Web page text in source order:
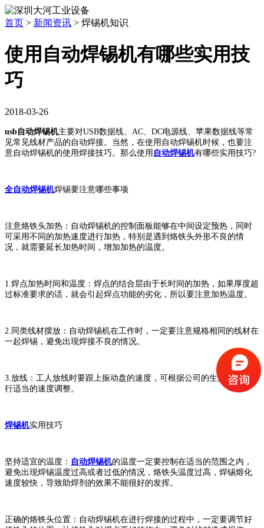
首页 > 新闻资讯 > 焊锡机知识
使用自动焊锡机有哪些实用技
巧
2018-03-26
usb自动焊锡机主要对USB数据线、AC、DC电源线、苹果数据线等常
见常见线材产品的自动焊接。当然，在使用自动焊锡机时候，也要注
意自动焊锡机的使用焊接技巧。那么使用 自动焊锡机有哪些实用技巧?
全自动焊锡机焊锡要注意哪些事项
注意烙铁头加热：自动焊锡机的控制面板能够在中间设定预热，同时
可采用不同的加热速度进行加热，特别是遇到烙铁头外形不良的情
况，就需要延长加热时间，增加加热的温度。
1.焊点加热时间和温度：焊点的结合层由于长时间的加热，如果厚度超
过标准要求的话，就会引起焊点功能的劣化，所以要注意加热温度。
2.同类线材摆放：自动焊锡机在工作时，一定要注意规格相同的线材在
一起焊锡，避免出现焊接不良的情况。
3.放线：工人放线时要跟上振动盘的速度，可根据公司的生产要求，进
行适当的速度调整。
焊锡机实用技巧
坚持适宜的温度： 自动焊锡机的温度一定要控制在适当的范围之内，
避免出现焊锡温度过高或者过低的情况，烙铁头温度过高，焊锡熔化
速度较快，导致助焊剂的效果不能很好的发挥。
正确的烙铁头位置：自动焊锡机在进行焊接的过程中，一定要调节好